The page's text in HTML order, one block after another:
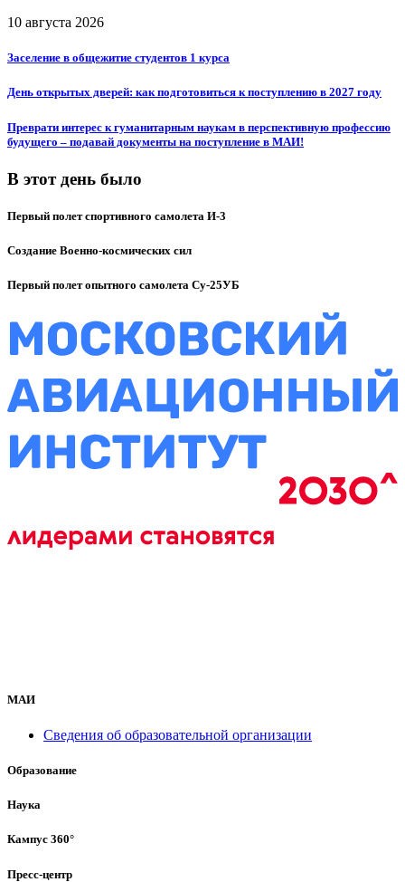
10 августа 2026
Заселение в общежитие студентов 1 курса
День открытых дверей: как подготовиться к поступлению в 2027 году
Преврати интерес к гуманитарным наукам в перспективную профессию
будущего – подавай документы на поступление в МАИ!
В этот день было
Первый полет спортивного самолета И-3
Создание Военно-космических сил
Первый полет опытного самолета Су-25УБ
МАИ
Сведения об образовательной организации
Образование
Наука
Кампус 360°
Пресс-центр